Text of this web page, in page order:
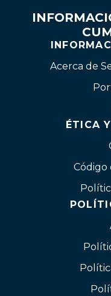
Acerca de
ÉTICA
Código